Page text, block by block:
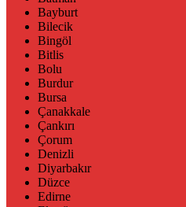
Bayburt
Bilecik
Bingöl
Bitlis
Bolu
Burdur
Bursa
Çanakkale
Çankırı
Çorum
Denizli
Diyarbakır
Düzce
Edirne